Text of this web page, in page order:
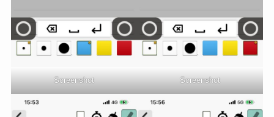
Screenshot Screenshot